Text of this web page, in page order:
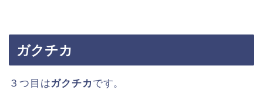
ガクチカ
３つ目はガクチカ です。